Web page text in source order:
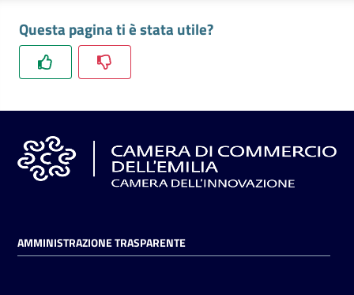
L'impresa
digitale
Questa pagina ti è stata utile?
AMMINISTRAZIONE TRASPARENTE